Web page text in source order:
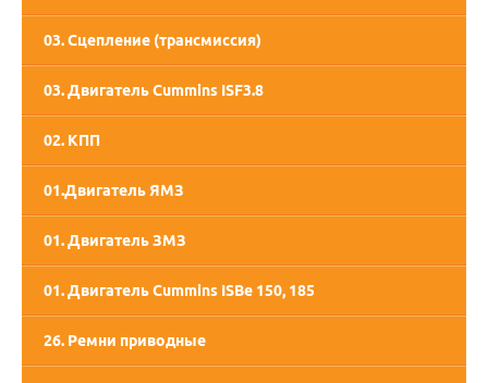
03. Сцепление (трансмиссия)
03. Двигатель Cummins ISF3.8
02. КПП
01.Двигатель ЯМЗ
02. Двигатель ММЗ
01. Двигатель ЗМЗ
01. Двигатель Cummins ISBe 150, 185
26. Ремни приводные